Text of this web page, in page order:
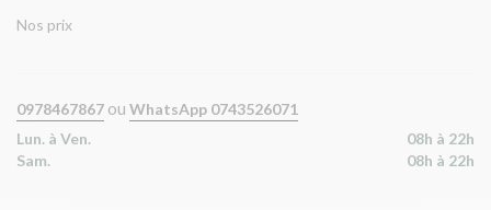
Nos prix
0978467867 ou WhatsApp 0743526071
Lun. à Ven.
08h à 22h
Sam.
08h à 22h